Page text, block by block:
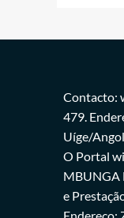
Contacto:
479.
Uíge/
O Portal
MBUNGA
e